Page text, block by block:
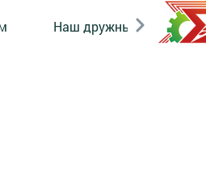
Наш дружный коллектив